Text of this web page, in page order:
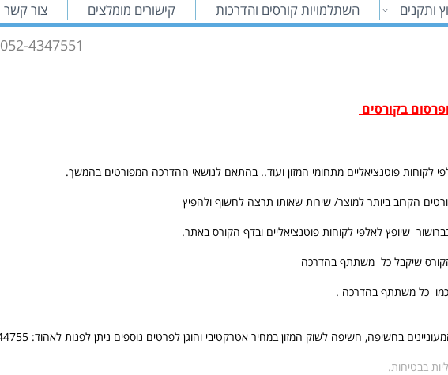
052-4347551
ותקנים השתלמויות קורסים והדרכות קישורים מומלצים צור קשר
בקורסים
לקוחות פוטנציאליים מתחומי המזון ועוד.. בהתאם לנושאי ההדרכה המפורטים בהמשך.
הקרוב ביותר למוצר/ שירות שאותו תרצה לחשוף ולהפיץ
שיופץ לאלפי לקוחות פוטנציאליים ובדף הקורס באתר.
הקורס שיקבל כל משתתף בהדרכה
כל משתתף בהדרכה .
בחשיפה, חשיפה לשוק המזון במחיר אטרקטיבי והוגן לפרטים נוספים ניתן לפנות לאהוד: 052-3244755
בבטיחות.